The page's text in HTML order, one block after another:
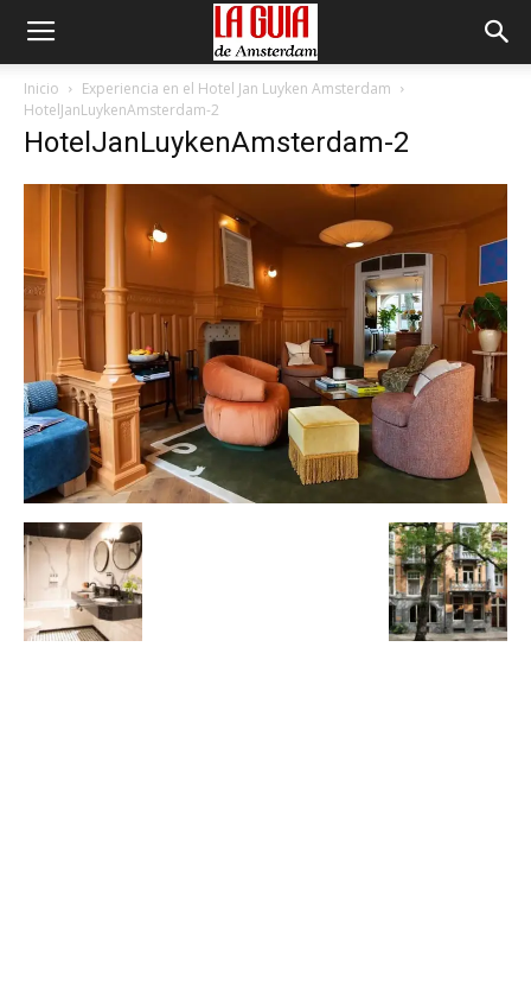
Inicio
Experiencia en el Hotel Jan Luyken Amsterdam
HotelJanLuykenAmsterdam-2
HotelJanLuykenAmsterdam-2